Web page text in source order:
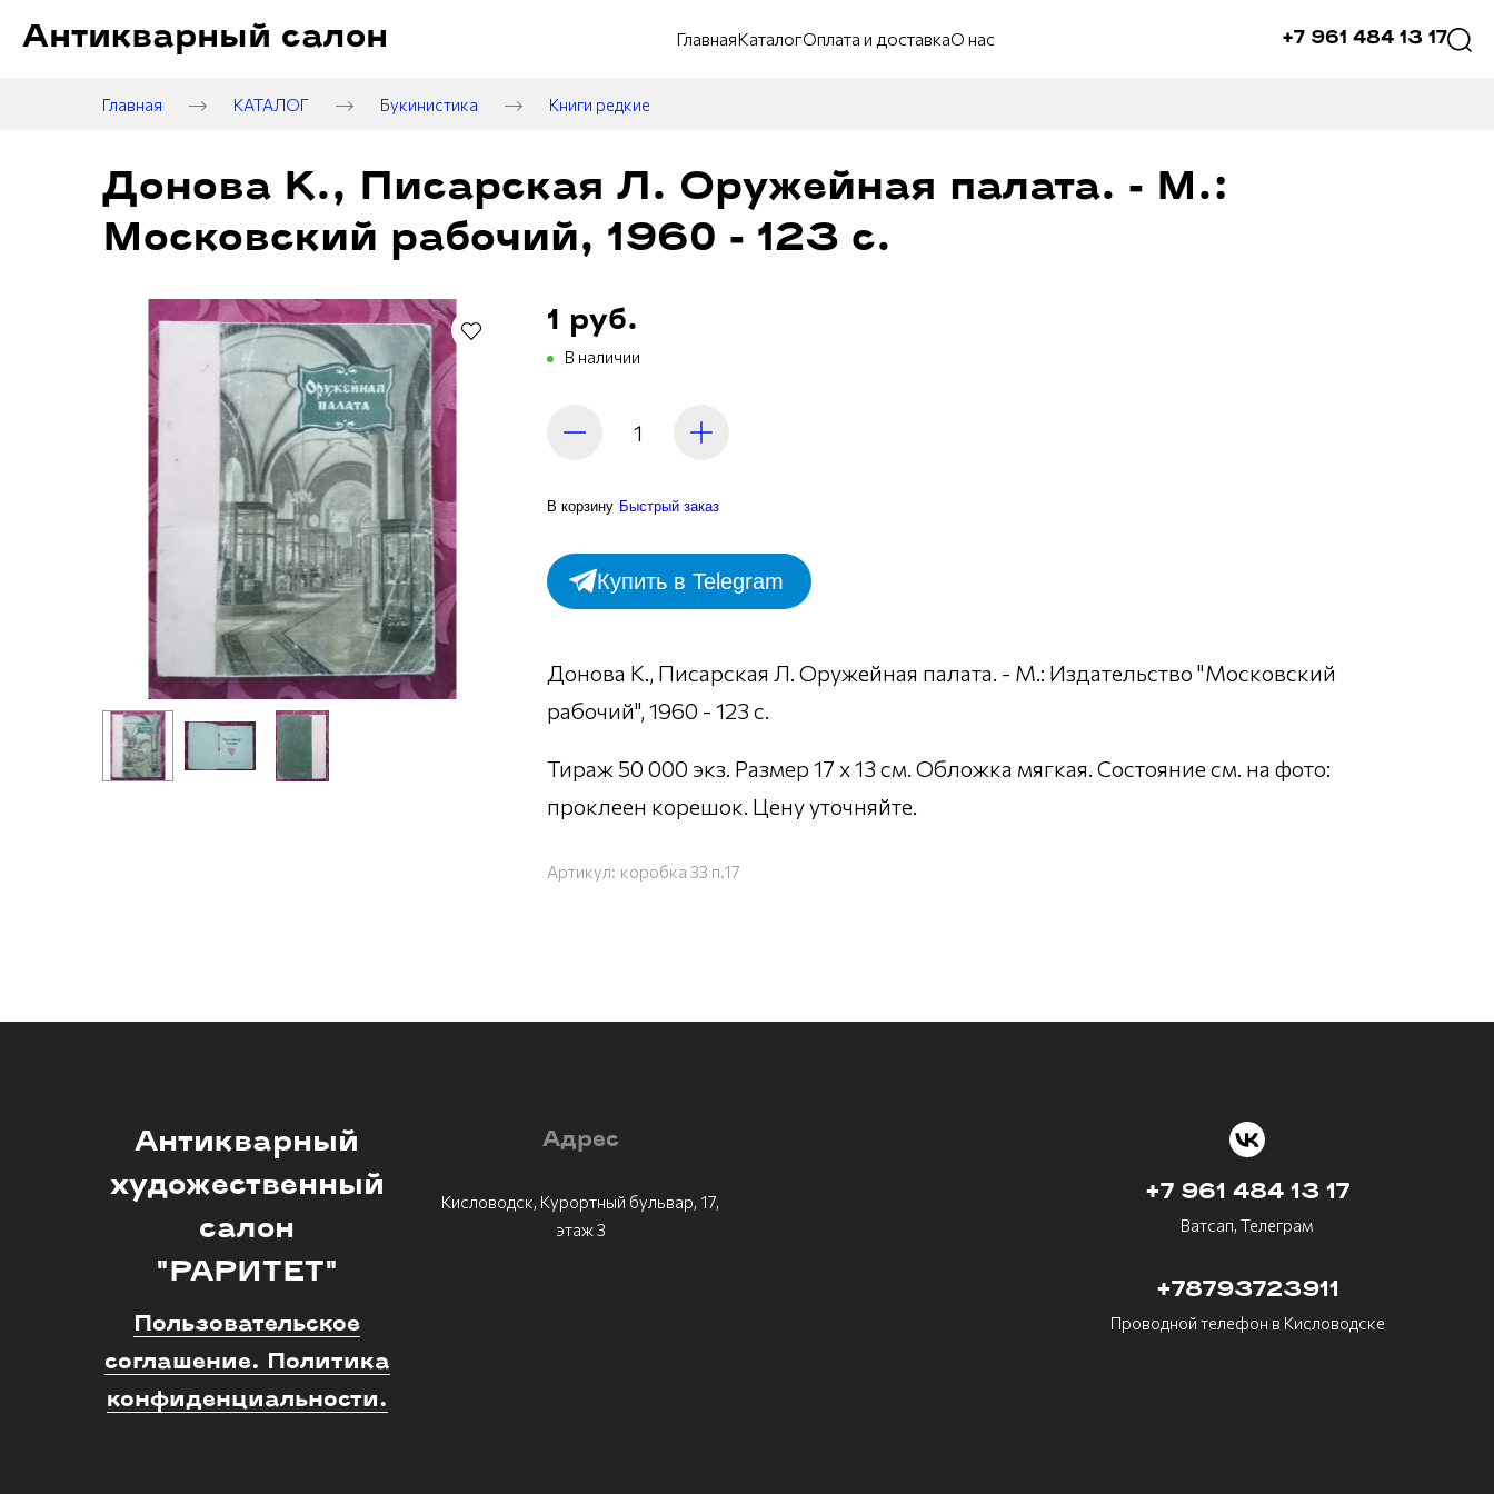
Антикварный салон ГлавнаяКаталогОплата и доставкаО нас +7 961 484 13 17
Главная КАТАЛОГ Букинистика Книги редкие
Донова К., Писарская Л. Оружейная палата. - М.:
Московский рабочий, 1960 - 123 с.
1 руб.
В наличии
В корзину Быстрый заказ
Купить в Telegram
Донова К., Писарская Л. Оружейная палата. - М.: Издательство "Московский
рабочий", 1960 - 123 с.
Тираж 50 000 экз. Размер 17 х 13 см. Обложка мягкая. Состояние см. на фото:
проклеен корешок. Цену уточняйте.
Артикул: коробка 33 п.17
Антикварный
художественный
салон
"РАРИТЕТ"
Пользовательское
соглашение. Политика
конфиденциальности.
Адрес
Кисловодск, Курортный бульвар, 17,
этаж 3
+7 961 484 13 17
Ватсап, Телеграм
+78793723911
Проводной телефон в Кисловодске